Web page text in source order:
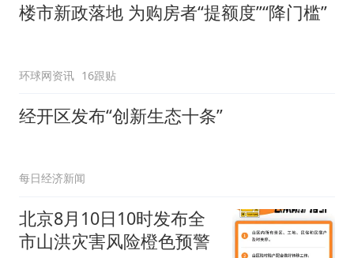
楼市新政落地 为购房者“提额度”“降门槛”
环球网资讯 16跟贴
经开区发布“创新生态十条”
每日经济新闻
北京8月10日10时发布全
市山洪灾害风险橙色预警